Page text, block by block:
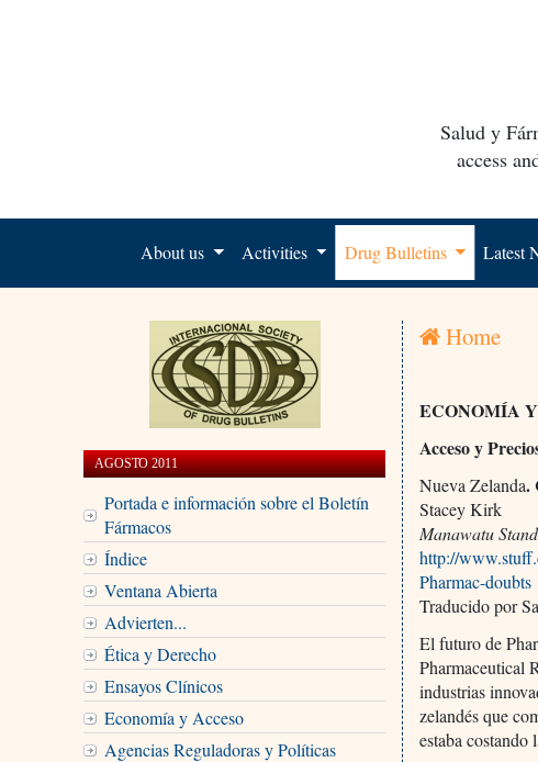
Salud y
access
About us Activities Drug Bulletins Latest
AGOSTO 2011
Portada e información sobre el Boletín
Fármacos
Índice
Ventana Abierta
Advierten...
Ética y Derecho
Ensayos Clínicos
Economía y Acceso
Agencias Reguladoras y Políticas
Home
ECONOMÍA
Acceso y
Nueva Zelanda.
Stacey Kirk
Manawatu
http://
Pharmac-doubts
Traducido por
El futuro de
Pharmaceutical
industrias
zelandés que
estaba costando